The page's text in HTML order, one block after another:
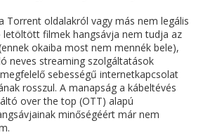
Torrent oldalakról vagy más nem legális
filmek hangsávja nem tudja az
okaiba most nem mennék bele),
neves streaming szolgáltatások
sebességű internetkapcsolat
rosszul. A manapság a kábeltévés
over the top (OTT) alapú
minőségéért már nem